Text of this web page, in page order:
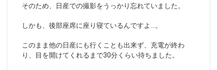
そのため、日産での撮影をうっかり忘れていました。
しかも、後部座席に座り寝ているんですよ…。
このまま他の日産にも行くことも出来ず、充電が終わ
り、目を開けてくれるまで30分くらい待ちました。